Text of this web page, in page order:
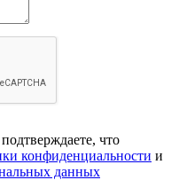
что
конфиденциальности и
данных